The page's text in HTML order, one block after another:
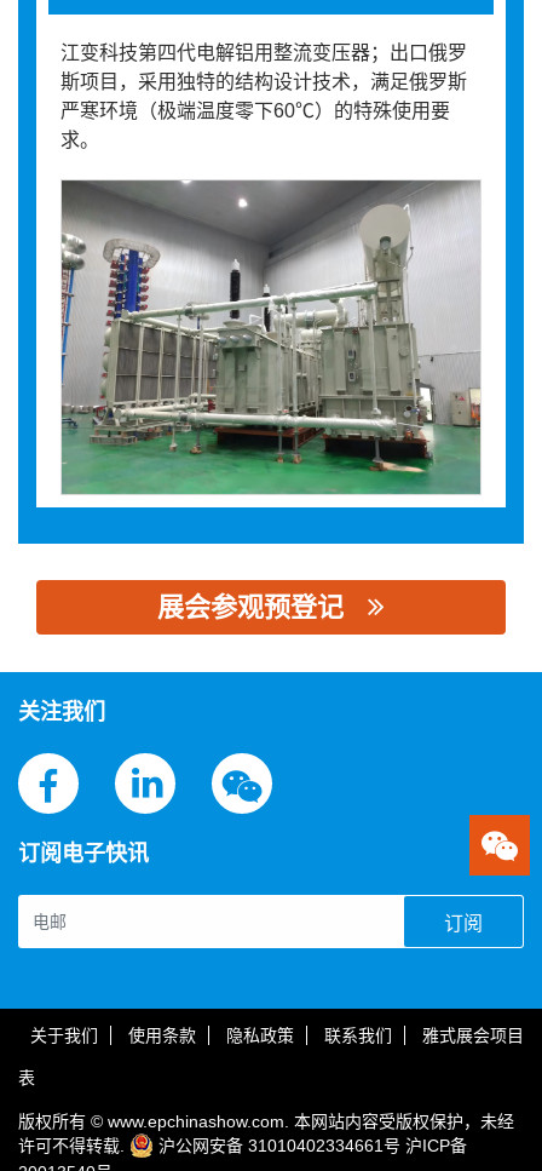
江变科技第四代电解铝用整流变压器；出口俄罗
斯项目，采用独特的结构设计技术，满足俄罗斯
严寒环境（极端温度零下60℃）的特殊使用要
求。
展会参观预登记
关注我们
订阅电子快讯
订阅
关于我们 使用条款 隐私政策 联系我们 雅式展会项目
表
版权所有 © www.epchinashow.com. 本网站内容受版权保护，未经
许可不得转载.
沪公网安备 31010402334661号 沪ICP备